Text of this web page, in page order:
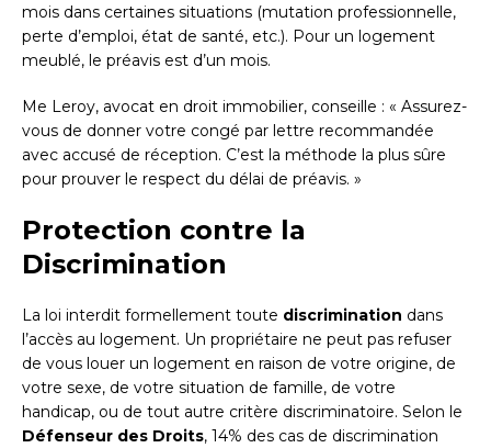
mois dans certaines situations (mutation professionnelle,
perte d’emploi, état de santé, etc.). Pour un logement
meublé, le préavis est d’un mois.
Me Leroy, avocat en droit immobilier, conseille : « Assurez-
vous de donner votre congé par lettre recommandée
avec accusé de réception. C’est la méthode la plus sûre
pour prouver le respect du délai de préavis. »
Protection contre la
Discrimination
La loi interdit formellement toute discrimination dans
l’accès au logement. Un propriétaire ne peut pas refuser
de vous louer un logement en raison de votre origine, de
votre sexe, de votre situation de famille, de votre
handicap, ou de tout autre critère discriminatoire. Selon le
Défenseur des Droits, 14% des cas de discrimination